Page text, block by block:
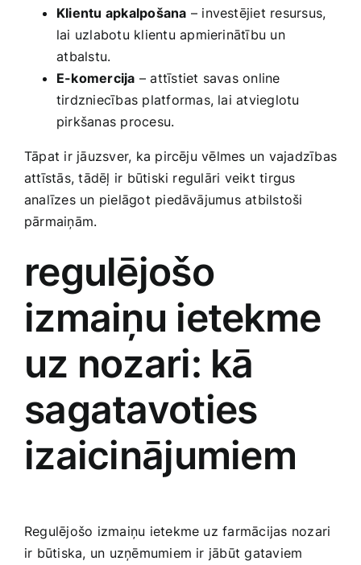
Klientu apkalpošana – investējiet resursus,
lai uzlabotu klientu apmierinātību un
⁤atbalstu.
E-komercija – attīstiet savas online
tirdzniecības platformas, lai atvieglotu
‍pirkšanas procesu.
Tāpat ir jāuzsver,​ ka pircēju vēlmes un vajadzības
attīstās, tādēļ ir būtiski regulāri veikt tirgus
analīzes un pielāgot piedāvājumus atbilstoši
pārmaiņām.
regulējošo
izmaiņu ietekme
uz nozari: kā‌
sagatavoties ​
izaicinājumiem
Regulējošo izmaiņu ietekme uz farmācijas nozari
ir​ būtiska, un uzņēmumiem ir jābūt gataviem